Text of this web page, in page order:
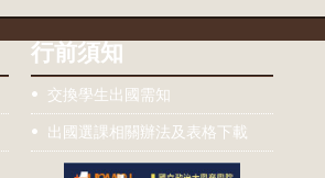
行前須知
交換學生出國需知
出國選課相關辦法及表格下載